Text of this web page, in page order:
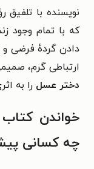
نویسنده با تلفیق
که با تمام وجود
دادن گردهٔ فرضی
ارتباطی گرم،
دختر عسل را به
خواندن
چه کسانی